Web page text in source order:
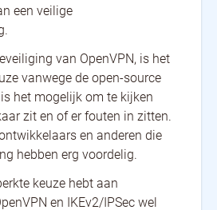
een veilige
van OpenVPN, is het
vanwege de open-source
het mogelijk om te kijken
zit en of er fouten in zitten.
en anderen die
hebben erg voordelig.
keuze hebt aan
en IKEv2/IPSec wel